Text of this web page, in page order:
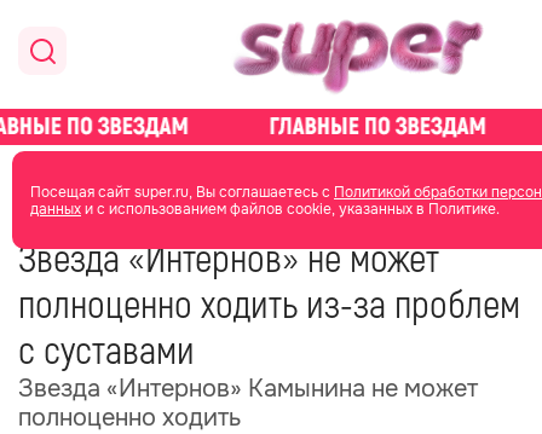
Посещая сайт super.ru, Вы соглашаетесь с Политикой обработки
данныхи с использованием файлов cookie, указанных в Политике.
главная новости о звездах новости
Звезда «Интернов» не может
полноценно ходить из-за проблем
с суставами
Звезда «Интернов» Камынина не может
полноценно ходить